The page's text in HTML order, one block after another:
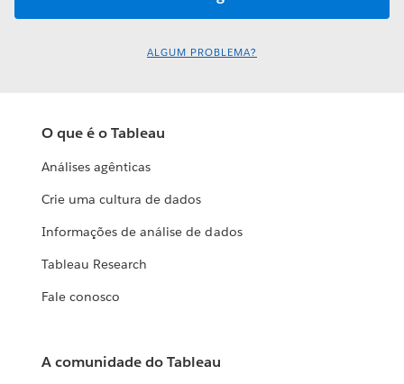
ALGUM PROBLEMA?
O que é o Tableau
Análises agênticas
Crie uma cultura de dados
Informações de análise de dados
Tableau Research
Fale conosco
A comunidade do Tableau